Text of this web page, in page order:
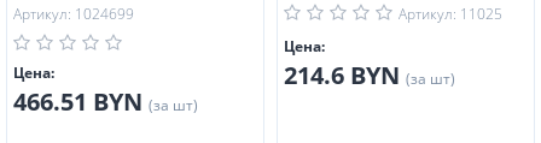
Артикул: 1024699
Цена:
466.51 BYN (за шт)
Артикул: 11025
Цена:
214.6 BYN (за шт)